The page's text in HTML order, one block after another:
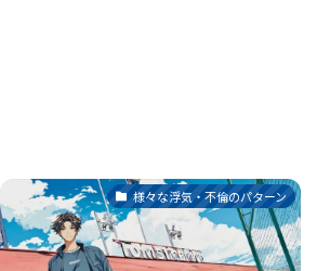
様々な浮気・不倫のパターン